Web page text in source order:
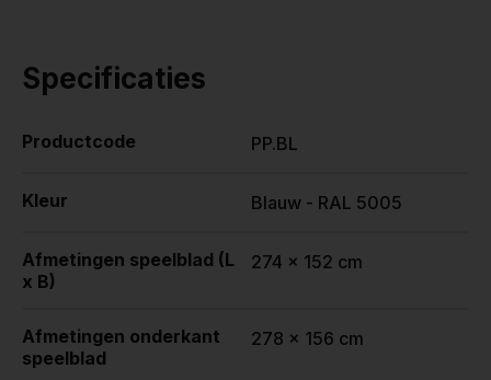
Specificaties
Productcode PP.BL
Kleur Blauw - RAL 5005
Afmetingen speelblad (L
x B)
274 x 152 cm
Afmetingen onderkant
speelblad
278 x 156 cm